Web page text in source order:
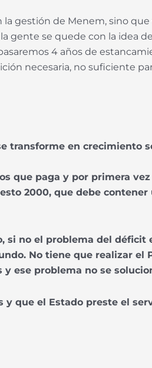
gestión de Menem, sino
gente se quede con la idea
4 años de
necesaria, no suficiente
transforme en crecimiento
que paga y por primera vez
2000, que debe
no el problema del déficit
No tiene que realizar el
ese problema no se
que el Estado preste el